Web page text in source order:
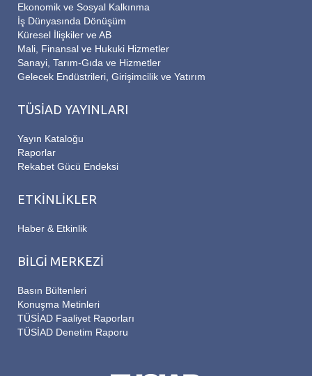
Ekonomik ve Sosyal Kalkınma
İş Dünyasında Dönüşüm
Küresel İlişkiler ve AB
Mali, Finansal ve Hukuki Hizmetler
Sanayi, Tarım-Gıda ve Hizmetler
Gelecek Endüstrileri, Girişimcilik ve Yatırım
TÜSİAD YAYINLARI
Yayın Kataloğu
Raporlar
Rekabet Gücü Endeksi
ETKİNLİKLER
Haber & Etkinlik
BİLGİ MERKEZİ
Basın Bültenleri
Konuşma Metinleri
TÜSİAD Faaliyet Raporları
TÜSİAD Denetim Raporu